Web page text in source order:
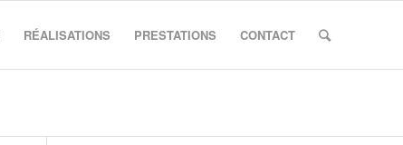
RÉALISATIONS PRESTATIONS CONTACT